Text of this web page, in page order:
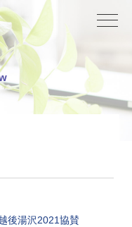
後湯沢2021協賛